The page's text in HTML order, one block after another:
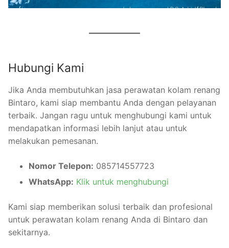
Hubungi Kami
Jika Anda membutuhkan jasa perawatan kolam renang
Bintaro, kami siap membantu Anda dengan pelayanan
terbaik. Jangan ragu untuk menghubungi kami untuk
mendapatkan informasi lebih lanjut atau untuk
melakukan pemesanan.
Nomor Telepon: 085714557723
WhatsApp: Klik untuk menghubungi
Kami siap memberikan solusi terbaik dan profesional
untuk perawatan kolam renang Anda di Bintaro dan
sekitarnya.